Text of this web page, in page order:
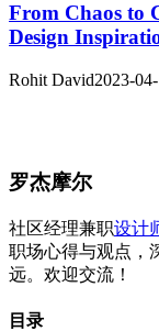
From Chaos to
Design
Rohit David2023-
罗杰摩尔
社区经理兼职设计
职场心得与观点，
远。欢迎交流！
目录